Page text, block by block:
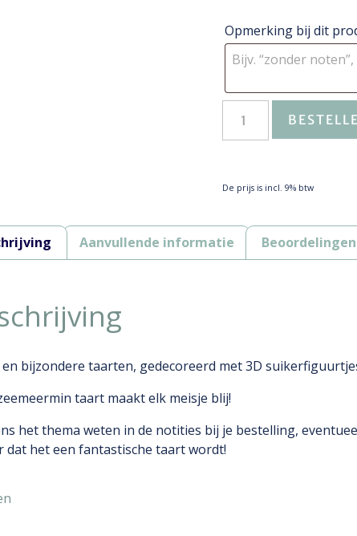
Opmerking bij dit
De prijs is incl. 9% btw
Aanvullende informatie
bijzondere taarten, gedecoreerd met 3D
taart maakt elk meisje blij!
het thema weten in de notities bij je bestelling,
dat het een fantastische taart wordt!